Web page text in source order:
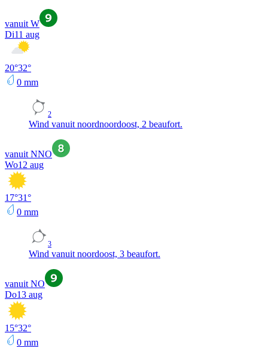
vanuit W
Di11 aug
20°32°
0 mm
2
Wind vanuit noordnoordoost, 2 beaufort.
vanuit NNO
Wo12 aug
17°31°
0 mm
3
Wind vanuit noordoost, 3 beaufort.
vanuit NO
Do13 aug
15°32°
0 mm